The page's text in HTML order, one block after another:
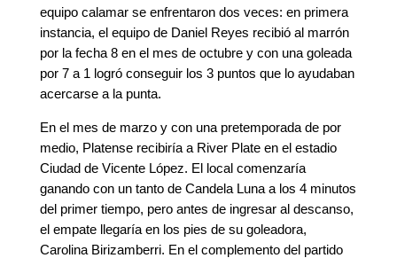
equipo calamar se enfrentaron dos veces: en primera
instancia, el equipo de Daniel Reyes recibió al marrón
por la fecha 8 en el mes de octubre y con una goleada
por 7 a 1 logró conseguir los 3 puntos que lo ayudaban
acercarse a la punta.
En el mes de marzo y con una pretemporada de por
medio, Platense recibiría a River Plate en el estadio
Ciudad de Vicente López. El local comenzaría
ganando con un tanto de Candela Luna a los 4 minutos
del primer tiempo, pero antes de ingresar al descanso,
el empate llegaría en los pies de su goleadora,
Carolina Birizamberri. En el complemento del partido